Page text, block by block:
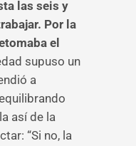
las seis y
Por la
el
supuso un
a
así de la
“Si no, la